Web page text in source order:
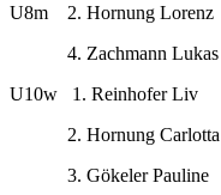
U8m 2. Hornung Lorenz
4. Zachmann Lukas
U10w 1. Reinhofer Liv
2. Hornung Carlotta
3. Gökeler Pauline